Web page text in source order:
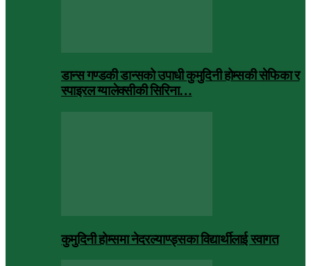
डान्स गण्डकी डान्सको उपाधी कुमुदिनी होम्सकी सेफिका र
स्पाइरल ग्यालेक्सीकी सिरिना…
कुमुदिनी होम्समा नेदरल्याण्ड्सका विद्यार्थीलाई स्वागत